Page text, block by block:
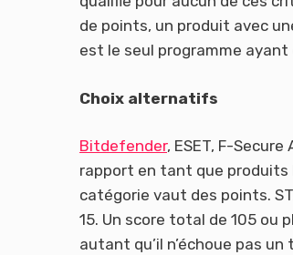
de points, un produit avec
est le seul programme ayant
Choix alternatifs
Bitdefender, ESET, F-
rapport en tant que produits
catégorie vaut des points.
15. Un score total de 105 ou
autant qu’il n’échoue pas